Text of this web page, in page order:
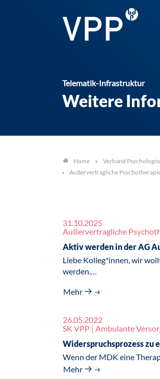
Telematik-Infrastruktur
Weitere
Home Verband
Außervertragliche
31.10.2025
Außervertragliche
Aktiv werden in der AG
Liebe Kolleg*innen, wir
werden.…
Mehr
26.05.2022
SK VPP | Ambulante
Widerspruchsprozess zu
Wenn der MDK eine
Mehr